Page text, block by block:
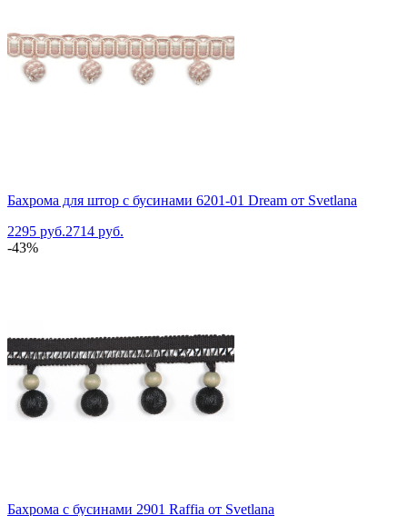
Бахрома для штор с бусинами 6201-01 Dream от Svetlana
2295 руб.2714 руб.
-43%
Бахрома с бусинами 2901 Raffia от Svetlana